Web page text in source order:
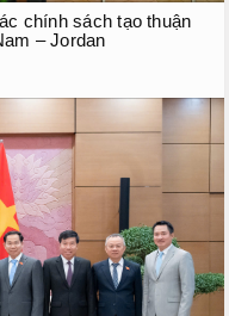
chính sách tạo thuận
– Jordan